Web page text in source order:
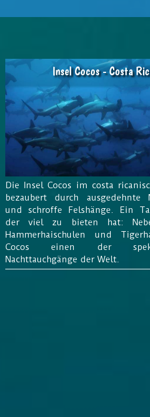
Insel Cocos - Costa
Die Insel Cocos im costa
bezaubert durch ausgedehnte
und schroffe Felshänge. Ein
der viel zu bieten hat:
Hammerhaischulen und
Cocos einen der
Nachttauchgänge der Welt.